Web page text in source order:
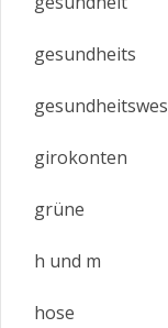
gesundheits
girokonten
grüne
h und m
hose